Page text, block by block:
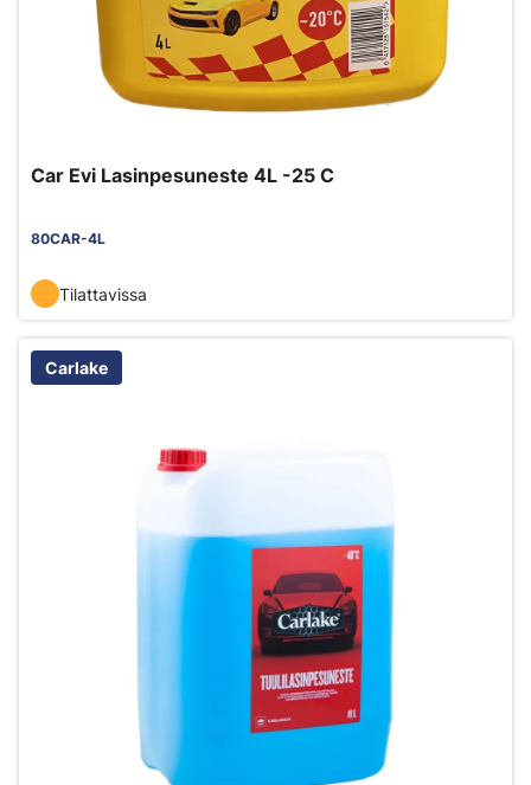
Car Evi Lasinpesuneste 4L -25 C
80CAR-4L
Tilattavissa
Carlake